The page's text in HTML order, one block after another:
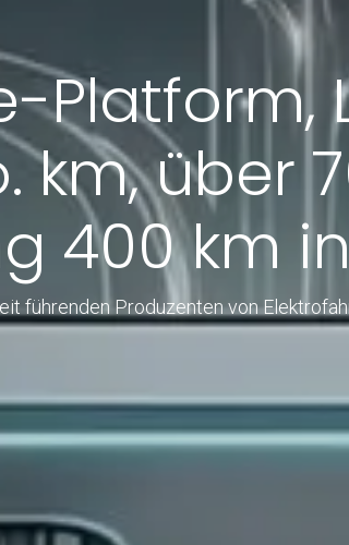
Platform,
km, über
400 km
führenden Produzenten von